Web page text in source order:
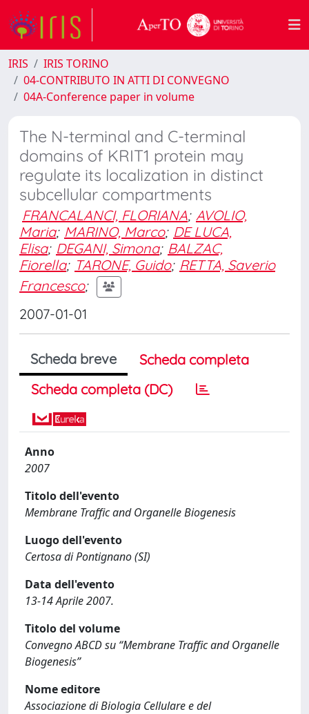
IRIS
IRIS TORINO
04-CONTRIBUTO IN ATTI DI CONVEGNO
04A-Conference paper in volume
The N-terminal and C-terminal
domains of KRIT1 protein may
regulate its localization in distinct
subcellular compartments
FRANCALANCI, FLORIANA; AVOLIO,
Maria; MARINO, Marco; DE LUCA,
Elisa; DEGANI, Simona; BALZAC,
Fiorella; TARONE, Guido; RETTA, Saverio
Francesco;
2007-01-01
Scheda breve
Scheda completa
Scheda completa (DC)
Anno
2007
Titolo dell'evento
Membrane Traffic and Organelle Biogenesis
Luogo dell'evento
Certosa di Pontignano (SI)
Data dell'evento
13-14 Aprile 2007.
Titolo del volume
Convegno ABCD su “Membrane Traffic and Organelle
Biogenesis”
Nome editore
Associazione di Biologia Cellulare e del